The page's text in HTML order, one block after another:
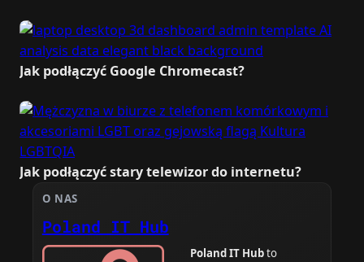
Jak podłączyć Google Chromecast?
Jak podłączyć stary telewizor do internetu?
O NAS
Poland IT Hub
Poland IT Hubto